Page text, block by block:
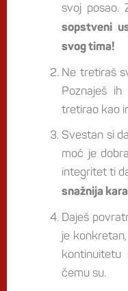
svoj posao.
sopstveni
svog tima!
Ne tretiraš
Poznaješ
tretirao kao
Svestan si
moć je
integritet ti
snažnija
Daješ
je
čemu su.